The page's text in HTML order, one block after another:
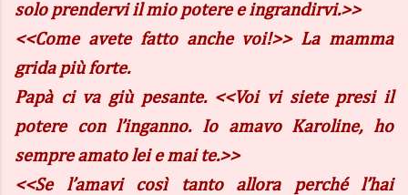
solo prendervi il mio potere e ingrandirvi.>>
<<Come avete fatto anche voi!>> La mamma
grida più forte.
Papà ci va giù pesante. <<Voi vi siete presi il
potere con l’inganno. Io amavo Karoline, ho
sempre amato lei e mai te.>>
<<Se l’amavi così tanto allora perché l’hai